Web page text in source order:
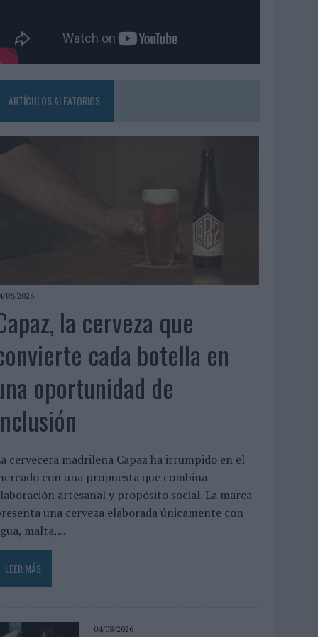
ARTÍCULOS ALEATORIOS
08/2026
la cerveza que
cada botella en
oportunidad de
cervecera madrileña Capaz ha irrumpido en el
con una propuesta que combina
artesanal y propósito social. La marca
una cerveza elaborada únicamente con
malta,...
LEER MÁS
04/08/2026